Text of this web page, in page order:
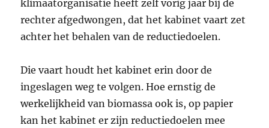
klimaatorganisatie heeft zelf vorig jaar bij de
rechter afgedwongen, dat het kabinet vaart zet
achter het behalen van de reductiedoelen.
Die vaart houdt het kabinet erin door de
ingeslagen weg te volgen. Hoe ernstig de
werkelijkheid van biomassa ook is, op papier
kan het kabinet er zijn reductiedoelen mee